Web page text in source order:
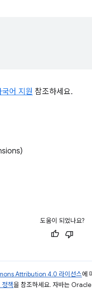
국어 지원 참조하세요.
도움이 되었나요?
Attribution 4.0 라이선스에
책을 참조하세요. 자바는